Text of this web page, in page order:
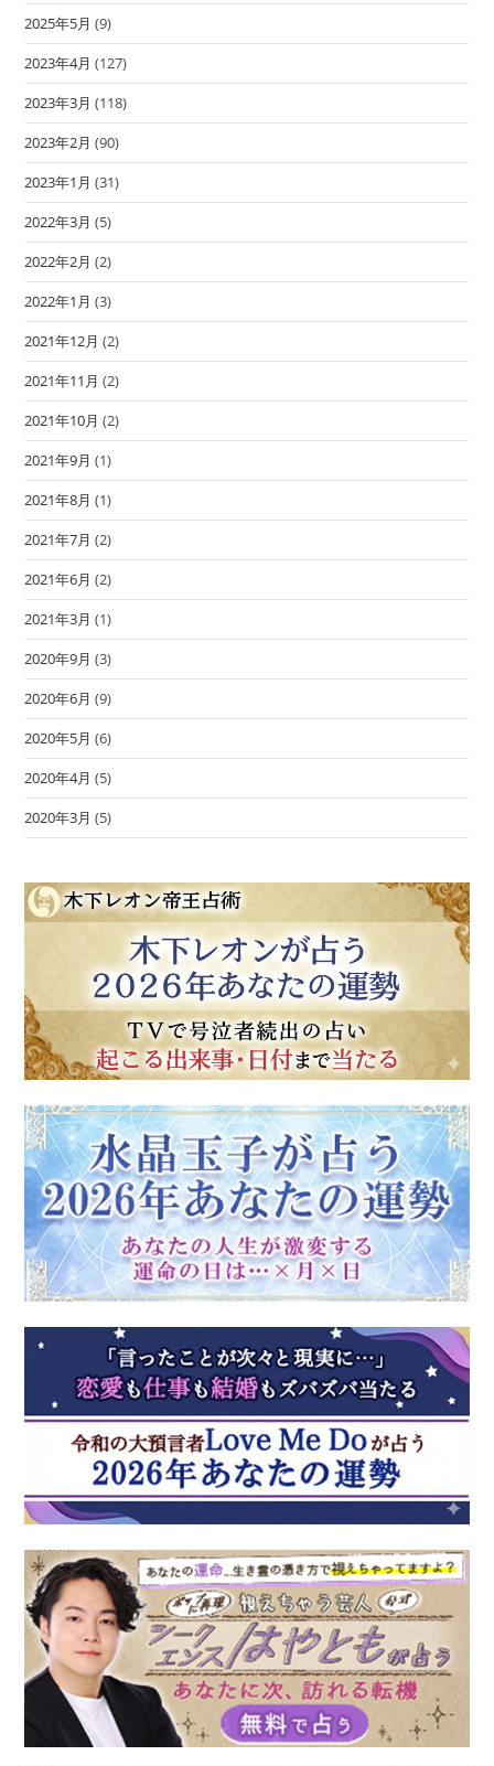
2025年5月 (9)
2023年4月 (127)
2023年3月 (118)
2023年2月 (90)
2023年1月 (31)
2022年3月 (5)
2022年2月 (2)
2022年1月 (3)
2021年12月 (2)
2021年11月 (2)
2021年10月 (2)
2021年9月 (1)
2021年8月 (1)
2021年7月 (2)
2021年6月 (2)
2021年3月 (1)
2020年9月 (3)
2020年6月 (9)
2020年5月 (6)
2020年4月 (5)
2020年3月 (5)